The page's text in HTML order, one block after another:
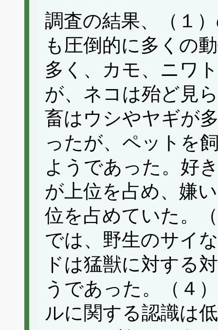
調査の結果、（１
も圧倒的に多くの
多く、カモ、ニワ
が、ネコは殆ど見
畜はウシやヤギが
ったが、ペットを
ようであった。好
が上位を占め、嫌
位を占めていた。
では、野生のサイ
ドは猛獣に対する
うであった。（４
ルに関する認識は